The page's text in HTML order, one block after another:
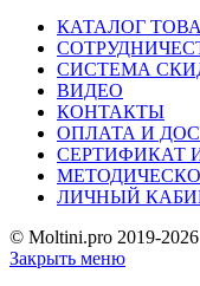
КАТАЛОГ
СИСТЕМА
ВИДЕО
КОНТАКТЫ
ОПЛАТА И
СЕРТИФИКАТ
ЛИЧНЫЙ
© Moltini.pro 2019-2026
Закрыть меню